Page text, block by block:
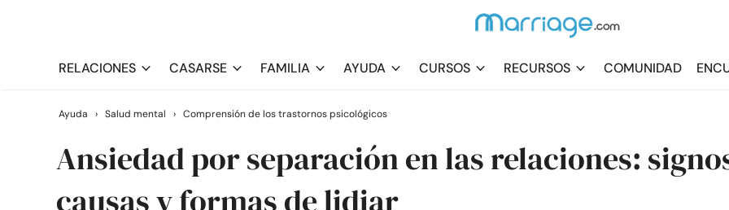
RELACIONES CASARSE FAMILIA AYUDA CURSOS RECURSOS COMUNIDAD
Ayuda › Salud mental › Comprensión de los trastornos psicológicos
Ansiedad por separación en las relaciones:
causas y formas de lidiar